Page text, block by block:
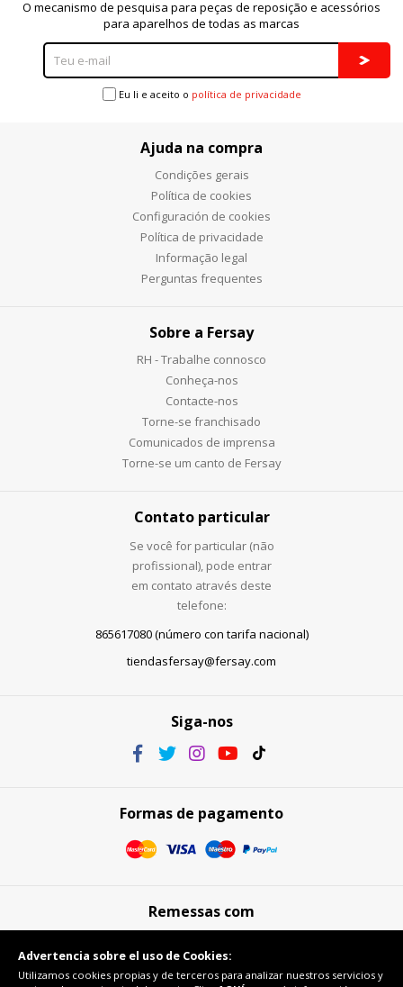
O mecanismo de pesquisa para peças de reposição e acessórios
para aparelhos de todas as marcas
Eu li e aceito o política de privacidade
Ajuda na compra
Condições gerais
Política de cookies
Configuración de cookies
Política de privacidade
Informação legal
Perguntas frequentes
Sobre a Fersay
RH - Trabalhe connosco
Conheça-nos
Contacte-nos
Torne-se franchisado
Comunicados de imprensa
Torne-se um canto de Fersay
Contato particular
Se você for particular (não
profissional), pode entrar
em contato através deste
telefone:
865617080 (número con tarifa nacional)
tiendasfersay@fersay.com
Siga-nos
Formas de pagamento
Remessas com
Advertencia sobre el uso de Cookies:
Utilizamos cookies propias y de terceros para analizar nuestros servicios y